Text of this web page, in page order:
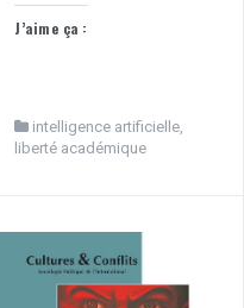
J’aime ça :
intelligence artificielle,
liberté académique